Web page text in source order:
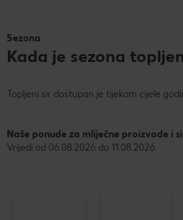
Sezona
Kada je sezona
Topljeni sir dostupan je tijekom cijele
Naše ponude za mliječne proizvode i
Vrijedi od 06.08.2026 do 11.08.2026